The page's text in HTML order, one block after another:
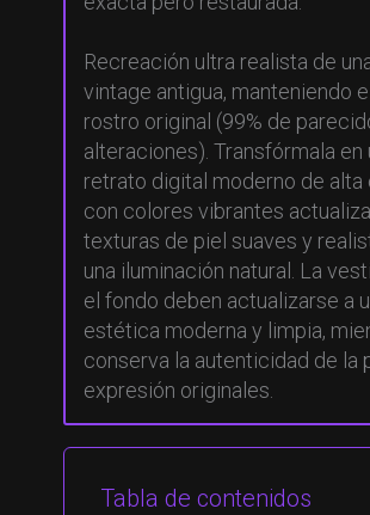
Recreación ultra realista de
vintage antigua, manteniendo
rostro original (99% de
alteraciones). Transfórmala en
retrato digital moderno de alta
con colores vibrantes
texturas de piel suaves y
una iluminación natural. La
el fondo deben actualizarse a
estética moderna y limpia,
conserva la autenticidad de la
expresión originales.
Tabla de contenidos